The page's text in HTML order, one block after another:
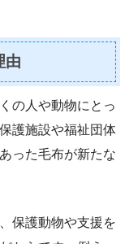
由
の人や動物にとっ
護施設や福祉団体
った毛布が新たな
保護動物や支援を